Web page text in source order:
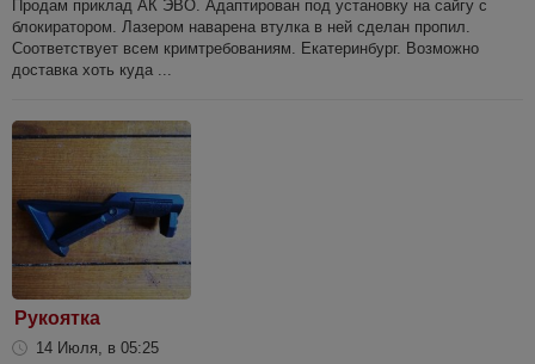
Продам приклад АК ЭВО. Адаптирован под установку на сайгу с
блокиратором. Лазером наварена втулка в ней сделан пропил.
Соответствует всем кримтребованиям. Екатеринбург. Возможно
доставка хоть куда ...
Рукоятка
14 Июля, в 05:25